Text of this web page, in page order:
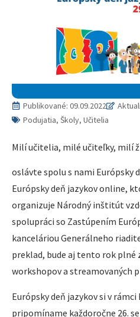
Publikované: 09.09.2022
Podujatia, Školy, Učitelia
Milí učitelia, milé učiteľky, milí
oslávte spolu s nami Európsky
Európsky deň jazykov online,
organizuje Národný inštitút
spolupráci so Zastúpením
kanceláriou Generálneho
preklad, bude aj tento rok
workshopov a streamovaných
Európsky deň jazykov si v rámci
pripomíname každoročne 26.